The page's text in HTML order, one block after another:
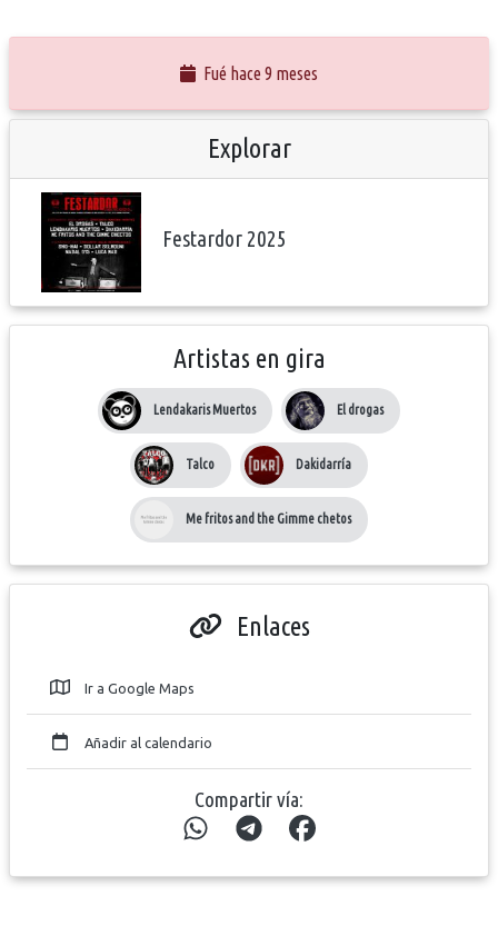
Fué hace 9 meses
Explorar
Festardor 2025
Artistas en gira
Lendakaris Muertos El drogas
Talco Dakidarría
Me fritos and the Gimme chetos
Enlaces
Ir a Google Maps
Añadir al calendario
Compartir vía: